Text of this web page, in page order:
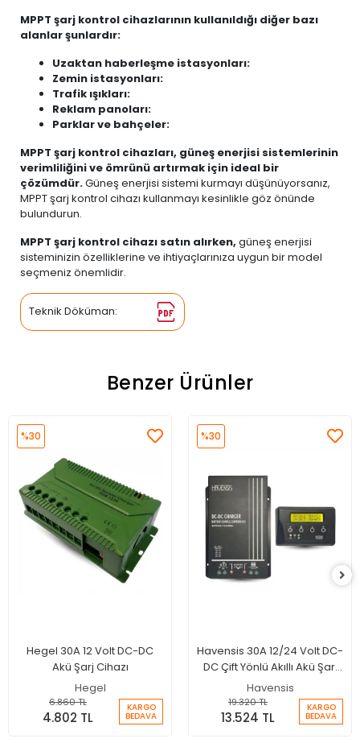
MPPT şarj kontrol cihazlarının kullanıldığı diğer bazı
alanlar şunlardır:
Uzaktan haberleşme istasyonları:
Zemin istasyonları:
Trafik ışıkları:
Reklam panoları:
Parklar ve bahçeler:
MPPT şarj kontrol cihazları, güneş enerjisi sistemlerinin
verimliliğini ve ömrünü artırmak için ideal bir
çözümdür.Güneş enerjisi sistemi kurmayı düşünüyorsanız,
MPPT şarj kontrol cihazı kullanmayı kesinlikle göz önünde
bulundurun.
MPPT şarj kontrol cihazı satın alırken, güneş enerjisi
sisteminizin özelliklerine ve ihtiyaçlarınıza uygun bir model
seçmeniz önemlidir.
Teknik Döküman:
Benzer Ürünler
Hegel 30A 12 Volt DC-DC
Akü Şarj Cihazı
Hegel
%30
6.860 TL
4.802 TL
KARGO
BEDAVA
Havensis 30A 12/24 Volt DC-
DC Çift Yönlü Akıllı Akü Şarj
Cihazı
Havensis
%30
19.320 TL
13.524 TL
KARGO
BEDAVA